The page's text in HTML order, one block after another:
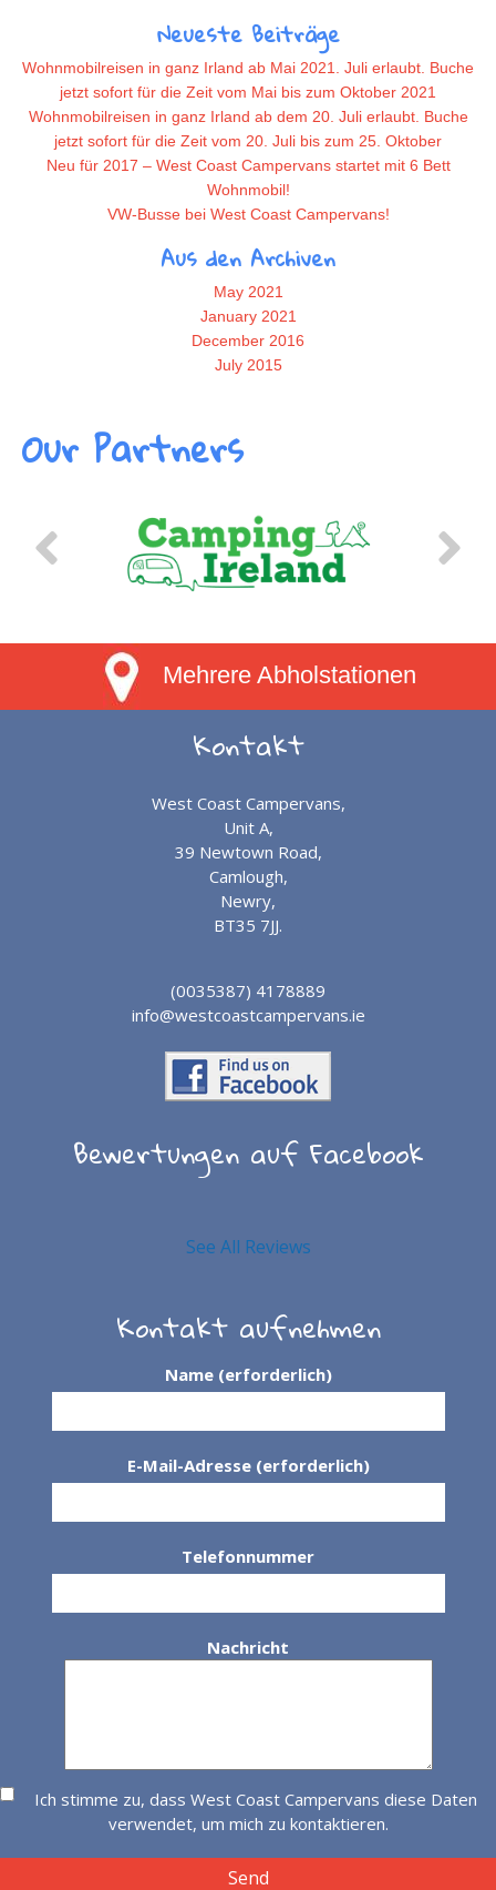
Neueste Beiträge
Wohnmobilreisen in ganz Irland ab Mai 2021. Juli erlaubt. Buche
jetzt sofort für die Zeit vom Mai bis zum Oktober 2021
Wohnmobilreisen in ganz Irland ab dem 20. Juli erlaubt. Buche
jetzt sofort für die Zeit vom 20. Juli bis zum 25. Oktober
Neu für 2017 – West Coast Campervans startet mit 6 Bett
Wohnmobil!
VW-Busse bei West Coast Campervans!
Aus den Archiven
May 2021
January 2021
December 2016
July 2015
Our Partners
Mehrere Abholstationen
Kontakt
West Coast Campervans,
Unit A,
39 Newtown Road,
Camlough,
Newry,
BT35 7JJ.
(0035387) 4178889
info@westcoastcampervans.ie
Bewertungen auf Facebook
See All Reviews
Kontakt aufnehmen
Name (erforderlich)
E-Mail-Adresse (erforderlich)
Telefonnummer
Nachricht
Ich stimme zu, dass West Coast Campervans diese Daten
verwendet, um mich zu kontaktieren.